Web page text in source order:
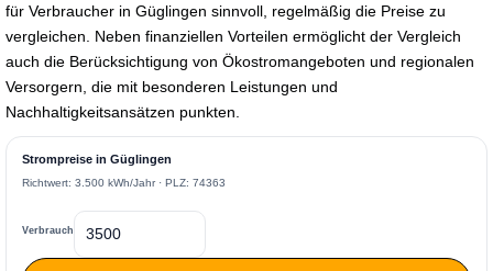
für Verbraucher in Güglingen sinnvoll, regelmäßig die Preise zu
vergleichen. Neben finanziellen Vorteilen ermöglicht der Vergleich
auch die Berücksichtigung von Ökostromangeboten und regionalen
Versorgern, die mit besonderen Leistungen und
Nachhaltigkeitsansätzen punkten.
Strompreise in Güglingen
Richtwert: 3.500 kWh/Jahr · PLZ: 74363
Verbrauch